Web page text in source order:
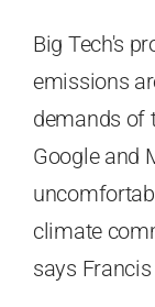
Big Tech's
emissions
demands of
Google and
climate
says